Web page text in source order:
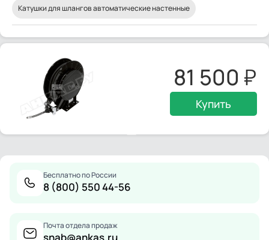
Катушки для шлангов автоматические настенные
81 500
Купить
Бесплатно по России
8 (800) 550 44-56
Почта отдела продаж